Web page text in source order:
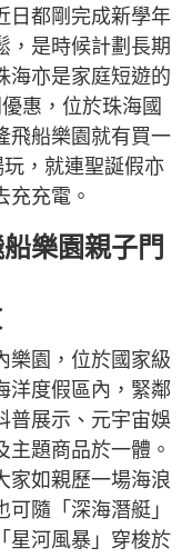
日都剛完成新學年
，是時候計劃長期
海亦是家庭短遊的
惠，位於珠海國
飛船樂園就有買一
，就連聖誕假亦
充充電。
樂園親子門
樂園，位於國家級
洋度假區內，緊鄰
普展示、元宇宙娛
題商品於一體。
家如親歷一場海浪
隨「深海潛艇」
星河風暴」穿梭於